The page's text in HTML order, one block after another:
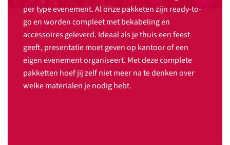
per type evenement. Al onze pakketen zijn ready-to-
go en worden compleet met bekabeling en
accessoires geleverd. Ideaal als je thuis een feest
geeft, presentatie moet geven op kantoor of een
eigen evenement organiseert. Met deze complete
pakketten hoef jij zelf niet meer na te denken over
welke materialen je nodig hebt.